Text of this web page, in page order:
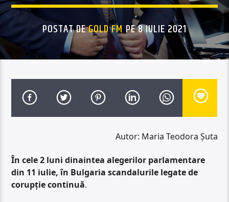
POSTAT DEGOLD FMPE 8 IULIE 2021
Autor: Maria Teodora Șuta
În cele 2 luni dinaintea alegerilor parlamentare
din 11 iulie, în Bulgaria scandalurile legate de
corupție continuă.